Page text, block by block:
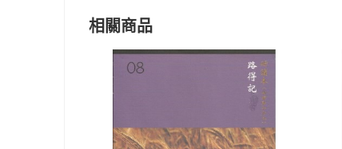
相關商品